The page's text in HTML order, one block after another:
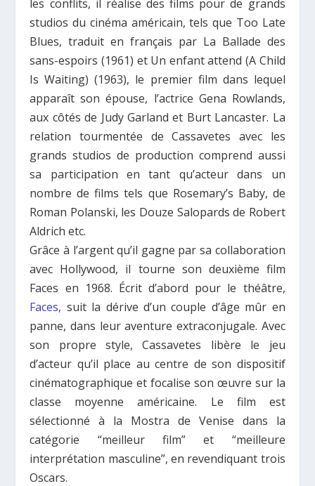
les conflits, il réalise des films pour de grands
studios du cinéma américain, tels que Too Late
Blues, traduit en français par La Ballade des
sans-espoirs(1961) et Un enfant attend (A Child
Is Waiting) (1963), le premier film dans lequel
apparaît son épouse, l’actrice Gena Rowlands,
aux côtés de Judy Garland et Burt Lancaster. La
relation tourmentée de Cassavetes avec les
grands studios de production comprend aussi
sa participation en tant qu’acteur dans un
nombre de films tels que Rosemary’s Baby, de
Roman Polanski, les Douze Salopards de Robert
Aldrich etc.
Grâce à l’argent qu’il gagne par sa collaboration
avec Hollywood, il tourne son deuxième film
Faces en 1968. Écrit d’abord pour le théâtre,
Faces, suit la dérive d’un couple d’âge mûr en
panne, dans leur aventure extraconjugale. Avec
son propre style, Cassavetes libère le jeu
d’acteur qu’il place au centre de son dispositif
cinématographique et focalise son œuvre sur la
classe moyenne américaine. Le film est
sélectionné à la Mostra de Venise dans la
catégorie “meilleur film” et “meilleure
interprétation masculine”, en revendiquant trois
Oscars.